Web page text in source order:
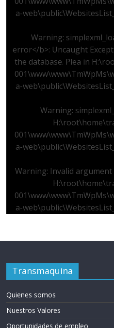
a-
Warning:
error</b>: Uncaught
the database. Plea in
a-
Warning:
a-
Warning: Invalid
a-
Transmaquina
Quienes somos
Nuestros Valores
Oportunidades de empleo